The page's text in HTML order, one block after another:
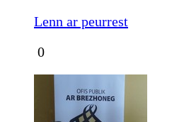
Lenn ar peurrest
0